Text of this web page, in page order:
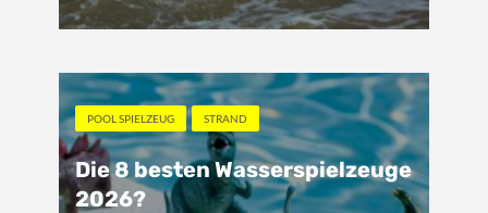
POOL SPIELZEUG STRAND
Die 8 besten Wasserspielzeuge
2026?